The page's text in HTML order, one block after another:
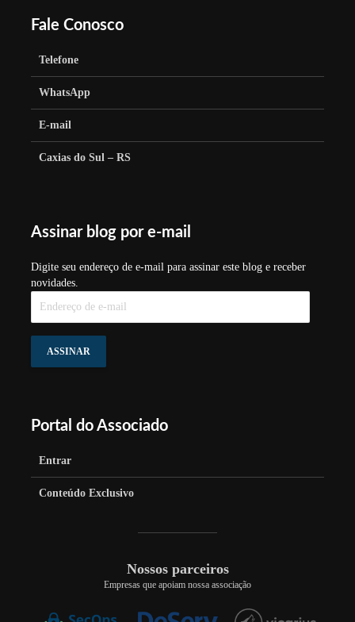
Fale Conosco
Telefone
WhatsApp
E-mail
Caxias do Sul – RS
Assinar blog por e-mail
Digite seu endereço de e-mail para assinar este blog e receber
novidades.
mailASSINAR
Portal do Associado
Entrar
Conteúdo Exclusivo
Nossos parceiros
Empresas que apoiam nossa associação